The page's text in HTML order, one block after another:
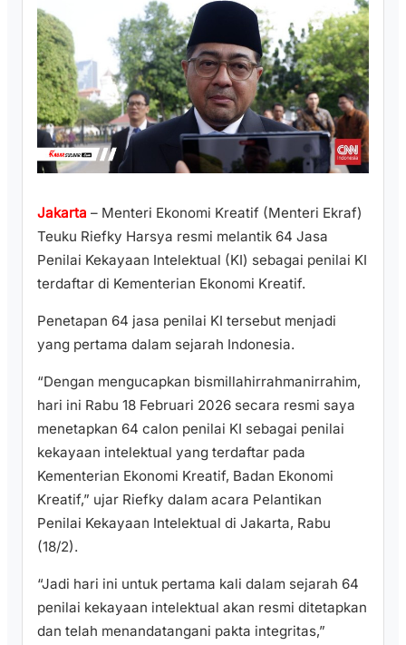
Jakarta – Menteri Ekonomi Kreatif (Menteri Ekraf)
Teuku Riefky Harsya resmi melantik 64 Jasa
Penilai Kekayaan Intelektual (KI) sebagai penilai KI
terdaftar di Kementerian Ekonomi Kreatif.
Penetapan 64 jasa penilai KI tersebut menjadi
yang pertama dalam sejarah Indonesia.
“Dengan mengucapkan bismillahirrahmanirrahim,
hari ini Rabu 18 Februari 2026 secara resmi saya
menetapkan 64 calon penilai KI sebagai penilai
kekayaan intelektual yang terdaftar pada
Kementerian Ekonomi Kreatif, Badan Ekonomi
Kreatif,” ujar Riefky dalam acara Pelantikan
Penilai Kekayaan Intelektual di Jakarta, Rabu
(18/2).
“Jadi hari ini untuk pertama kali dalam sejarah 64
penilai kekayaan intelektual akan resmi ditetapkan
dan telah menandatangani pakta integritas,”